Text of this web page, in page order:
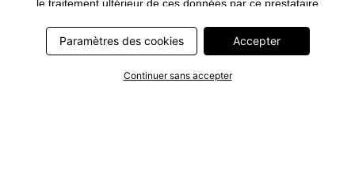
le traitement ultérieur de ces données par ce prestataire
collectées ou vos données pseudonymisées seront alors
transmises seulement si vous avez cliqué préalablement sur le
partenaires représentent les entreprises suivantes: Meta
Paramètres des cookies Accepter
Continuer sans accepter